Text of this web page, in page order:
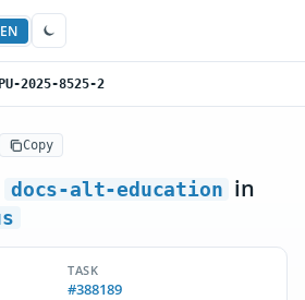
EN
2025-8525-2
Copy
docs-alt-education in
TASK
#388189